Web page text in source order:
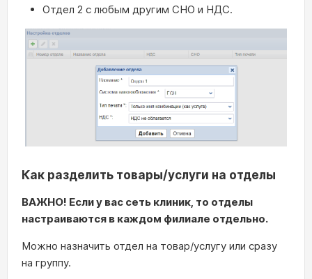
Отдел 2 с любым другим СНО и НДС.
Как разделить товары/услуги на отделы
ВАЖНО! Если у вас сеть клиник, то отделы
настраиваются в каждом филиале отдельно.
Можно назначить отдел на товар/услугу или сразу
на группу.